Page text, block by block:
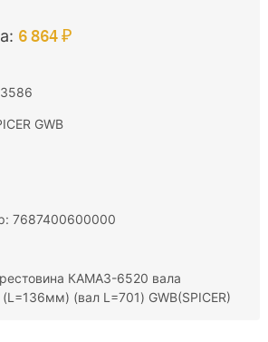
6 864 ₽
GWB
7687400600000
КАМАЗ-6520 вала
(вал L=701) GWB(SPICER)